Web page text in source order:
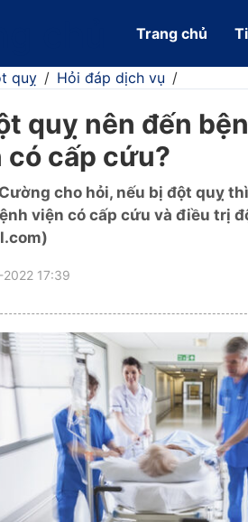
Trang chủ
quỵ / Hỏi đáp dịch vụ /
quỵ nên đến
có cấp cứu?
cho hỏi, nếu bị đột quỵ
viện có cấp cứu và điều trị
17:39